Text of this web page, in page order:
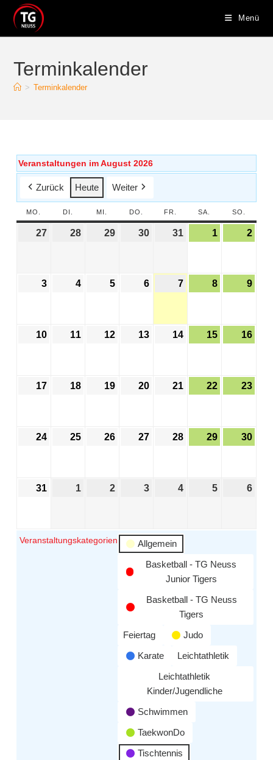
Menü
Terminkalender
> Terminkalender
Veranstaltungen im August 2026
Zurück Heute Weiter
MO. DI. MI. DO. FR. SA. SO.
27 28 29 30 31 1 2
3 4 5 6 7 8 9
10 11 12 13 14 15 16
17 18 19 20 21 22 23
24 25 26 27 28 29 30
31 1 2 3 4 5 6
Veranstaltungskategorien
Allgemein
Basketball - TG Neuss
Junior Tigers
Basketball - TG Neuss
Tigers
Feiertag
Judo
Karate
Leichtathletik
Leichtathletik
Kinder/Jugendliche
Schwimmen
TaekwonDo
Tischtennis